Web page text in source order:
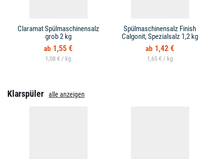
Claramat Spülmaschinensalz
grob 2 kg
1,55 €
1,08 € /
Spülmaschinensalz Finish
Calgonit, Spezialsalz 1,2 kg
1,42 €
1,65 € /
Klarspüler alle anzeigen